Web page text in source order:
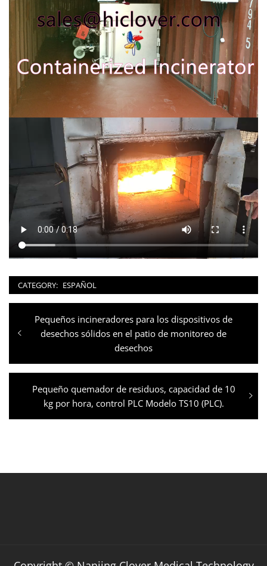
CATEGORY: ESPAÑOL
Post
navigation
Previous
post:
Pequeños incineradores para los dispositivos de
desechos sólidos en el patio de monitoreo de
desechos
Next
post:
Pequeño quemador de residuos, capacidad de 10
kg por hora, control PLC Modelo TS10 (PLC).